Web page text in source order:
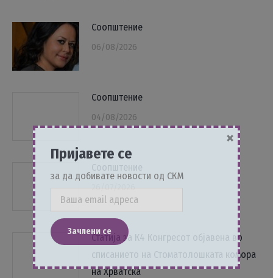
Соопштение
06/08/2026
Соопштение
04/08/2026
Соопштение
26/07/2026
Статија за К4 Конгресот објавена во
списанието на Стоматолошката комора
на Хрватска
Пријавете се
за да добивате новости од СКМ
×